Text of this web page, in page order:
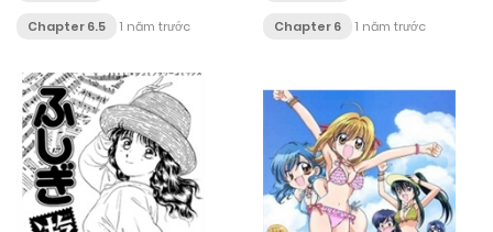
Chapter 6.5 1 năm trước Chapter 6 1 năm trước